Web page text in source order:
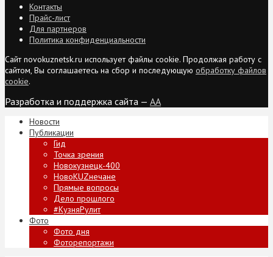
Контакты
Прайс-лист
Для партнеров
Политика конфиденциальности
Сайт novokuznetsk.ru использует файлы cookie. Продолжая работу с
сайтом, Вы соглашаетесь на сбор и последующую обработку файлов
cookie.
Разработка и поддержка сайта — AA
Новости
Публикации
Гид
Точка зрения
Новокузнецк-400
НовоKUZнечане
Прямые вопросы
Дело прошлого
#КузняРулит
Фото
Фото дня
Фоторепортажи